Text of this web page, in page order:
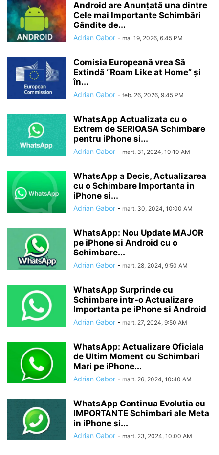
Android are Anunțată una dintre
Cele mai Importante Schimbări
Gândite de...
Adrian Gabor - mai 19, 2026, 6:45 PM
Comisia Europeană vrea Să
Extindă “Roam Like at Home” și
în...
Adrian Gabor - feb. 26, 2026, 9:45 PM
WhatsApp Actualizata cu o
Extrem de SERIOASA Schimbare
pentru iPhone si...
Adrian Gabor - mart. 31, 2024, 10:10 AM
WhatsApp a Decis, Actualizarea
cu o Schimbare Importanta in
iPhone si...
Adrian Gabor - mart. 30, 2024, 10:00 AM
WhatsApp: Nou Update MAJOR
pe iPhone si Android cu o
Schimbare...
Adrian Gabor - mart. 28, 2024, 9:50 AM
WhatsApp Surprinde cu
Schimbare intr-o Actualizare
Importanta pe iPhone si Android
Adrian Gabor - mart. 27, 2024, 9:50 AM
WhatsApp: Actualizare Oficiala
de Ultim Moment cu Schimbari
Mari pe iPhone...
Adrian Gabor - mart. 26, 2024, 10:40 AM
WhatsApp Continua Evolutia cu
IMPORTANTE Schimbari ale Meta
in iPhone si...
Adrian Gabor - mart. 23, 2024, 10:00 AM